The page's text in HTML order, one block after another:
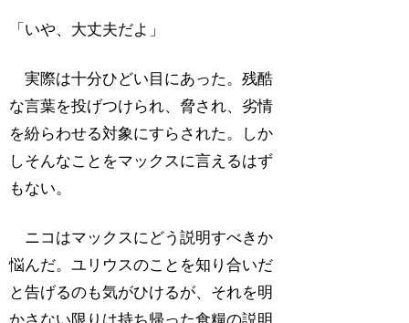
「いや、大丈夫だよ」
実際は十分ひどい目にあった。残酷
な言葉を投げつけられ、脅され、劣情
を紛らわせる対象にすらされた。しか
しそんなことをマックスに言えるはず
もない。
ニコはマックスにどう説明すべきか
悩んだ。ユリウスのことを知り合いだ
と告げるのも気がひけるが、それを明